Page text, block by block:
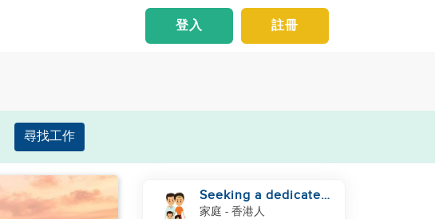
註冊
登入
尋找工作
Seeking a dedicated
Domestic Helper
家庭 - 香港人